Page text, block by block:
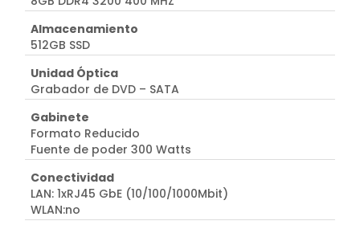
Almacenamiento
512GB SSD
Unidad Óptica
Grabador de DVD – SATA
Gabinete
Formato Reducido
Fuente de poder 300 Watts
Conectividad
LAN: 1xRJ45 GbE (10/100/1000Mbit)
WLAN:no